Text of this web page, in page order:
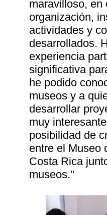
maravilloso, en
organización,
actividades y
desarrollados.
experiencia
significativa
he podido
museos y a
desarrollar
muy
posibilidad de
entre el Museo
Costa Rica
museos."